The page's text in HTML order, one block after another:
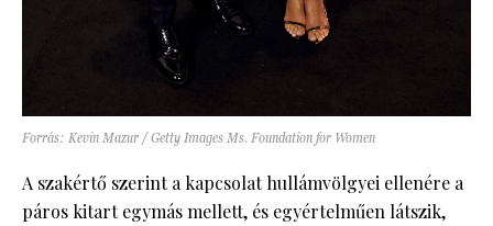
Forrás: Kevin Mazur / Getty Images Ms. Foundation for Women
A szakértő szerint a kapcsolat hullámvölgyei ellenére a
páros kitart egymás mellett, és egyértelműen látszik,